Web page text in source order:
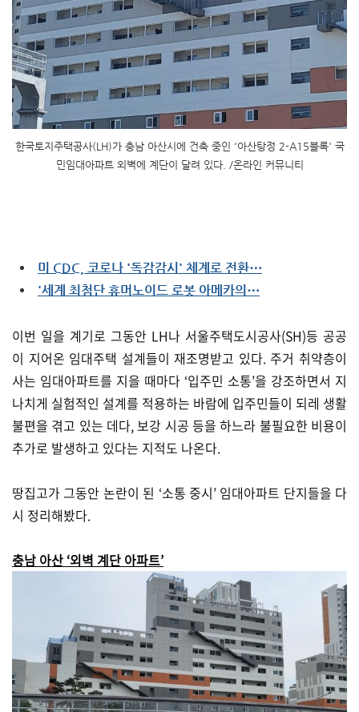
한국토지주택공사(LH)가 충남 아산시에 건축 중인 '아산탕정 2-A15블록' 국
민임대아파트 외벽에 계단이 달려 있다. /온라인 커뮤니티
미 CDC, 코로나 '독감감시' 체계로 전환⋯
'세계 최첨단 휴머노이드 로봇 아메카의⋯
이번 일을 계기로 그동안 LH나 서울주택도시공사(SH)등 공공
이 지어온 임대주택 설계들이 재조명받고 있다. 주거 취약층이
사는 임대아파트를 지을 때마다 ‘입주민 소통’을 강조하면서 지
나치게 실험적인 설계를 적용하는 바람에 입주민들이 되레 생활
불편을 겪고 있는 데다, 보강 시공 등을 하느라 불필요한 비용이
추가로 발생하고 있다는 지적도 나온다.
땅집고가 그동안 논란이 된 ‘소통 중시’ 임대아파트 단지들을 다
시 정리해봤다.
충남 아산 ‘외벽 계단 아파트’